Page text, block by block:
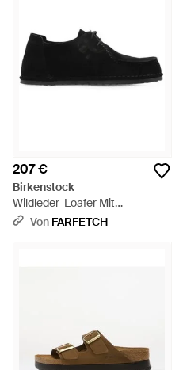
207 €
Birkenstock
Wildleder-Loafer Mit
Schnürung - Schwarz
Von FARFETCH